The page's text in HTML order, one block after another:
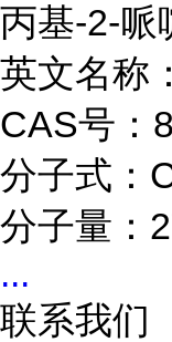
丙基-2-哌
英文名称
CAS号：
分子式：
分子量：
...
联系我们